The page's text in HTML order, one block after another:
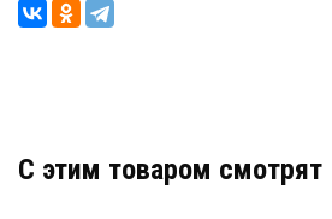
C этим товаром смотрят